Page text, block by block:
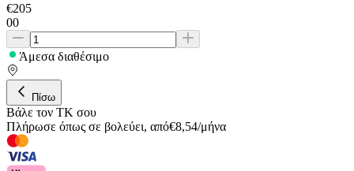
€205
00
Άμεσα διαθέσιμο
Πίσω
Βάλε τον ΤΚ σου
Πλήρωσε όπως σε βολεύει, από€8,54/μήνα